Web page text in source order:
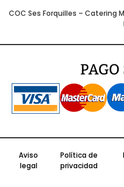
COC Ses Forquilles – Catering
PAGO
Aviso
legal
Política de
privacidad